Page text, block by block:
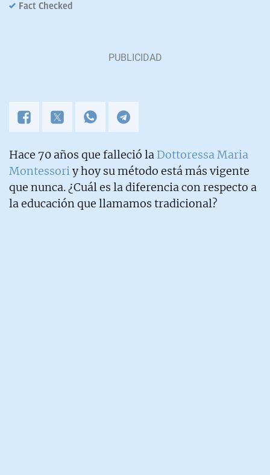
Fact Checked
Hace 70 años que falleció la Dottoressa Maria
Montessoriy hoy su método está más vigente
que nunca. ¿Cuál es la diferencia con respecto a
la educación que llamamos tradicional?